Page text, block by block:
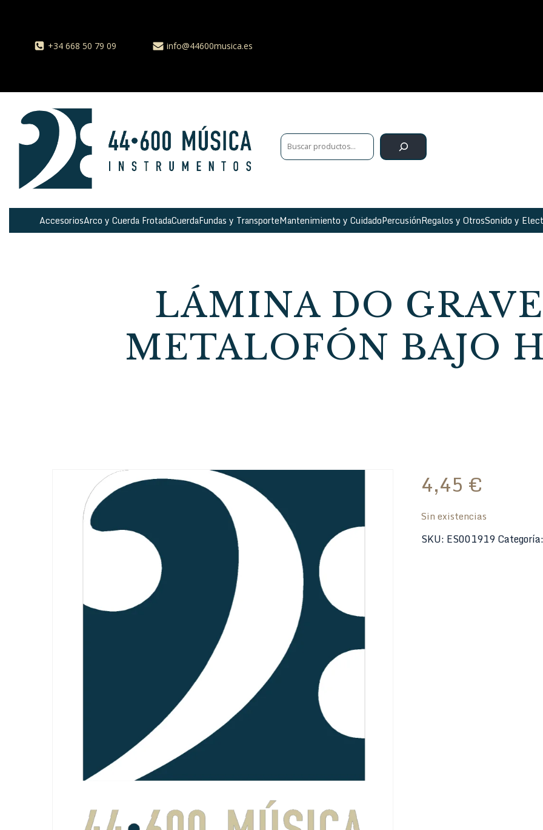
+34 668 50 79 09 info@44600musica.es
AccesoriosArco y Cuerda FrotadaCuerdaFundas y TransporteMantenimiento y CuidadoPercusiónRegalos y OtrosSonido y
LÁMINA DO
METALOFÓN BAJO
4,45 €
Sin existencias
SKU: ES001919